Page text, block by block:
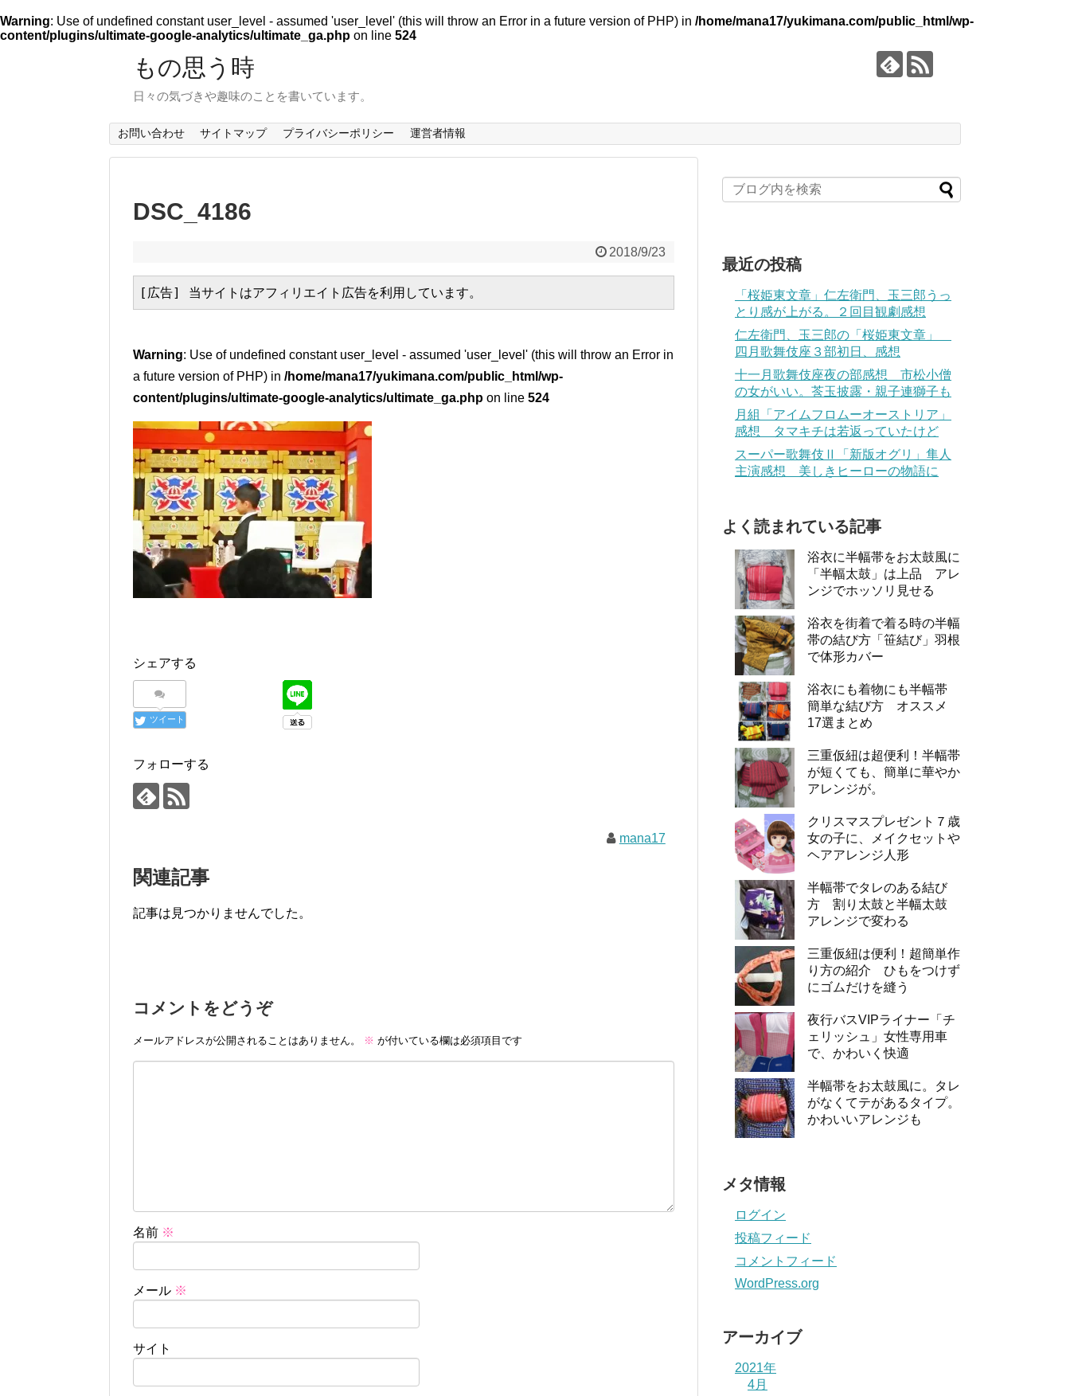
Warning: Use of undefined constant user_level - assumed 'user_level' (this will throw an Error in a future version of PHP) in /home/mana17/yukimana.com/public_html/wp-
content/plugins/ultimate-google-analytics/ultimate_ga.php on line 524
もの思う時
日々の気づきや趣味のことを書いています。
お問い合わせ サイトマップ プライバシーポリシー 運営者情報
DSC_4186
2018/9/23
[広告] 当サイトはアフィリエイト広告を利用しています。
Warning: Use of undefined constant user_level - assumed 'user_level' (this will throw an Error in
a future version of PHP) in /home/mana17/yukimana.com/public_html/wp-
content/plugins/ultimate-google-analytics/ultimate_ga.php on line 524
シェアする
ツイート
フォローする
mana17
関連記事
記事は見つかりませんでした。
コメントをどうぞ
メールアドレスが公開されることはありません。 ※ が付いている欄は必須項目です
名前 ※
メール ※
サイト
最近の投稿
「桜姫東文章」仁左衛門、玉三郎うっ
とり感が上がる。２回目観劇感想
仁左衛門、玉三郎の「桜姫東文章」
四月歌舞伎座３部初日、感想
十一月歌舞伎座夜の部感想 市松小僧
の女がいい。莟玉披露・親子連獅子も
月組「アイムフロムーオーストリア」
感想 タマキチは若返っていたけど
スーパー歌舞伎Ⅱ「新版オグリ」隼人
主演感想 美しきヒーローの物語に
よく読まれている記事
浴衣に半幅帯をお太鼓風に
「半幅太鼓」は上品 アレ
ンジでホッソリ見せる
浴衣を街着で着る時の半幅
帯の結び方「笹結び」羽根
で体形カバー
浴衣にも着物にも半幅帯
簡単な結び方 オススメ
17選まとめ
三重仮紐は超便利！半幅帯
が短くても、簡単に華やか
アレンジが。
クリスマスプレゼント７歳
女の子に、メイクセットや
ヘアアレンジ人形
半幅帯でタレのある結び
方 割り太鼓と半幅太鼓
アレンジで変わる
三重仮紐は便利！超簡単作
り方の紹介 ひもをつけず
にゴムだけを縫う
夜行バスVIPライナー「チ
ェリッシュ」女性専用車
で、かわいく快適
半幅帯をお太鼓風に。タレ
がなくてテがあるタイプ。
かわいいアレンジも
メタ情報
ログイン
投稿フィード
コメントフィード
WordPress.org
アーカイブ
2021年
4月